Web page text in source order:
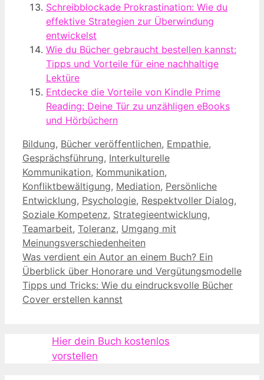
Schreibblockade Prokrastination: Wie du
effektive Strategien zur Überwindung
entwickelst
Wie du Bücher gebraucht bestellen kannst:
Tipps und Vorteile für eine nachhaltige
Lektüre
Entdecke die Vorteile von Kindle Prime
Reading: Deine Tür zu unzähligen eBooks
und Hörbüchern
Kategorien
Bildung, Bücher veröffentlichen, Empathie,
Gesprächsführung, Interkulturelle
Kommunikation, Kommunikation,
Konfliktbewältigung, Mediation, Persönliche
Entwicklung, Psychologie, Respektvoller Dialog,
Soziale Kompetenz, Strategieentwicklung,
Teamarbeit, Toleranz, Umgang mit
Meinungsverschiedenheiten
Was verdient ein Autor an einem Buch? Ein
Überblick über Honorare und Vergütungsmodelle
Tipps und Tricks: Wie du eindrucksvolle Bücher
Cover erstellen kannst
Hier dein Buch kostenlos
vorstellen